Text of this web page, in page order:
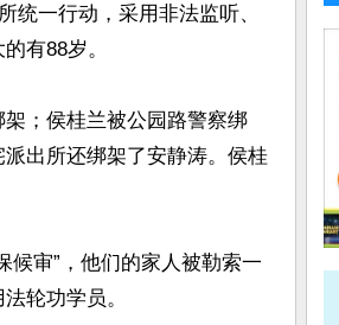
统一行动，采用非法监听、
有88岁。
；侯桂兰被公园路警察绑
出所还绑架了安静涛。侯桂
候审”，他们的家人被勒索一
轮功学员。